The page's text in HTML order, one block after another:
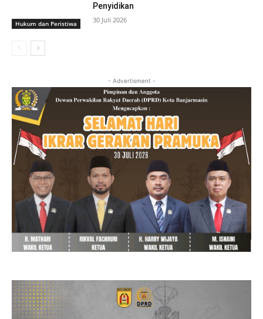
Hukum dan Peristiwa
Penyidikan
30 Juli 2026
- Advertisment -